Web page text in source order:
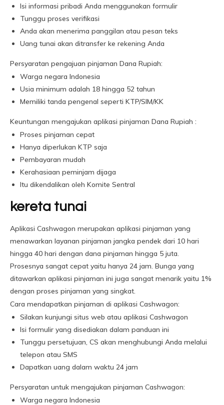
Isi informasi pribadi Anda menggunakan formulir
Tunggu proses verifikasi
Anda akan menerima panggilan atau pesan teks
Uang tunai akan ditransfer ke rekening Anda
Persyaratan pengajuan pinjaman Dana Rupiah:
Warga negara Indonesia
Usia minimum adalah 18 hingga 52 tahun
Memiliki tanda pengenal seperti KTP/SIM/KK
Keuntungan mengajukan aplikasi pinjaman Dana Rupiah :
Proses pinjaman cepat
Hanya diperlukan KTP saja
Pembayaran mudah
Kerahasiaan peminjam dijaga
Itu dikendalikan oleh Komite Sentral
kereta tunai
Aplikasi Cashwagon merupakan aplikasi pinjaman yang
menawarkan layanan pinjaman jangka pendek dari 10 hari
hingga 40 hari dengan dana pinjaman hingga 5 juta.
Prosesnya sangat cepat yaitu hanya 24 jam. Bunga yang
ditawarkan aplikasi pinjaman ini juga sangat menarik yaitu 1%
dengan proses pinjaman yang singkat.
Cara mendapatkan pinjaman di aplikasi Cashwagon:
Silakan kunjungi situs web atau aplikasi Cashwagon
Isi formulir yang disediakan dalam panduan ini
Tunggu persetujuan, CS akan menghubungi Anda melalui
telepon atau SMS
Dapatkan uang dalam waktu 24 jam
Persyaratan untuk mengajukan pinjaman Cashwagon:
Warga negara Indonesia